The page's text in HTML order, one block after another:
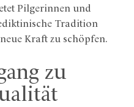
Pilgerinnen und
Tradition
Kraft zu schöpfen.
zu